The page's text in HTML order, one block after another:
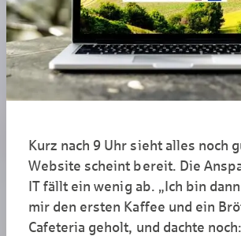
Kurz nach 9 Uhr sieht alles noch
Website scheint bereit. Die
IT fällt ein wenig ab. „Ich bin
mir den ersten Kaffee und ein
Cafeteria geholt, und dachte